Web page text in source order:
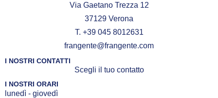
Via Gaetano Trezza 12
37129 Verona
T. +39 045 8012631
frangente@frangente.com
I NOSTRI CONTATTI
Scegli il tuo contatto
I NOSTRI ORARI
lunedì - giovedì